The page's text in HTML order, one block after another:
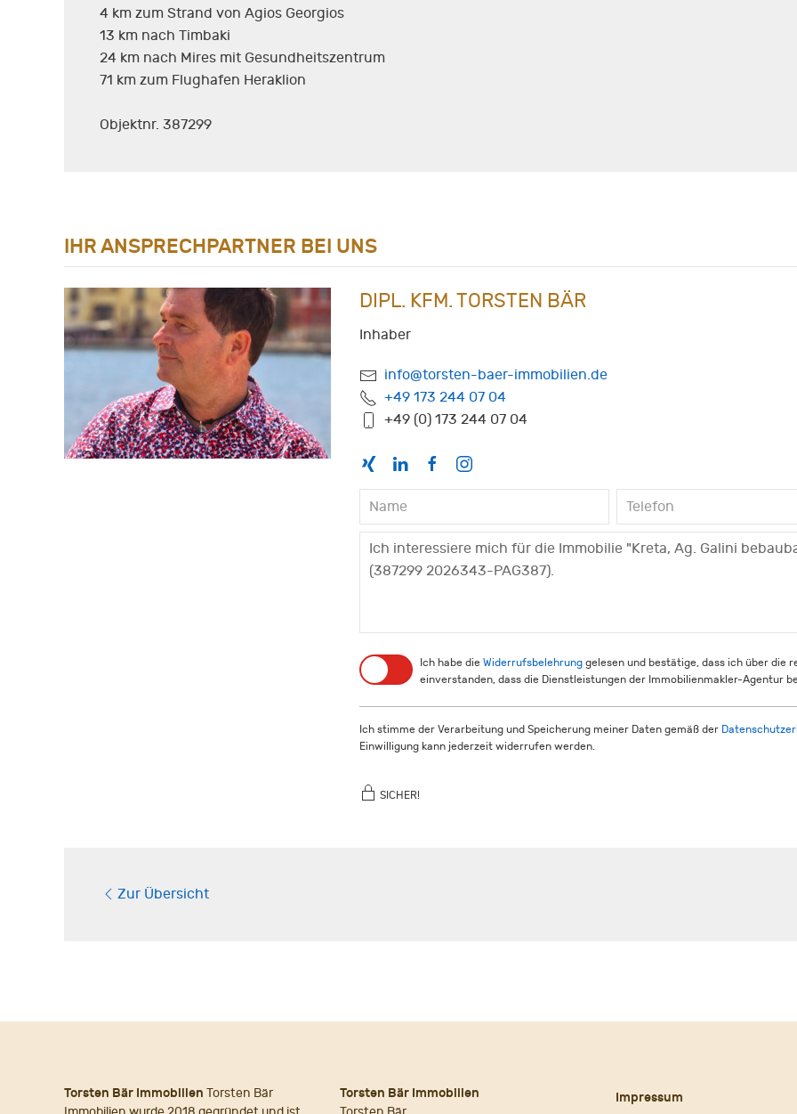
4 km zum Strand von Agios Georgios
13 km nach Timbaki
24 km nach Mires mit Gesundheitszentrum
71 km zum Flughafen Heraklion
Objektnr. 387299
IHR ANSPRECHPARTNER BEI UNS
DIPL. KFM. TORSTEN BÄR
Inhaber
info@torsten-baer-immobilien.de
+49 173 244 07 04
+49 (0) 173 244 07 04
Ich habe die Widerrufsbelehrung gelesen und bestätige, dass ich über die
einverstanden, dass die Dienstleistungen der Immobilienmakler-Agentur
Ich stimme der Verarbeitung und Speicherung meiner Daten gemäß der
Einwilligung kann jederzeit widerrufen werden.
SICHER!
Zur Übersicht
Torsten Bär Immobilien Torsten Bär
Torsten Bär Immobilien
Impressum